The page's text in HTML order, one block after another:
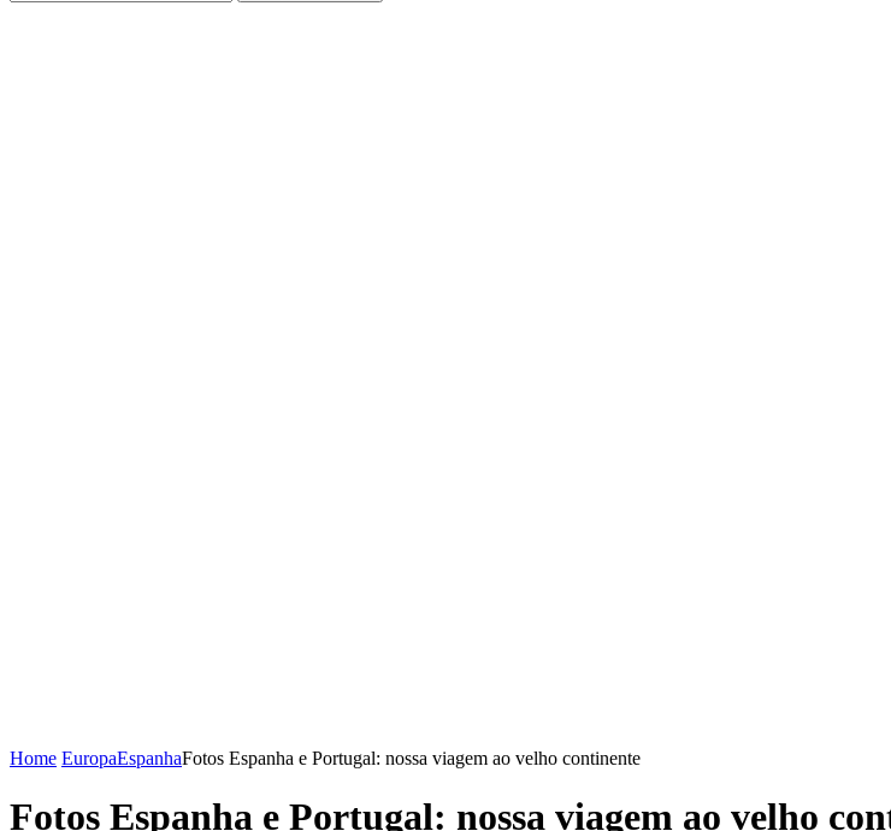
Home EuropaEspanhaFotos Espanha e Portugal: nossa viagem ao velho continente
Fotos Espanha e Portugal: nossa viagem ao velho